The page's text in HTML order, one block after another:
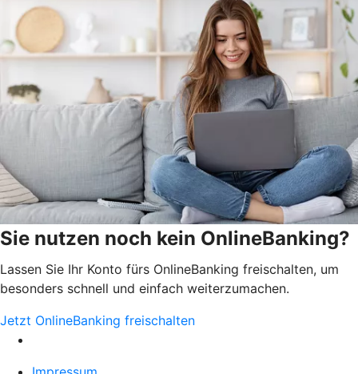
Sie nutzen noch kein OnlineBanking?
Lassen Sie Ihr Konto fürs OnlineBanking freischalten, um
besonders schnell und einfach weiterzumachen.
Jetzt OnlineBanking freischalten